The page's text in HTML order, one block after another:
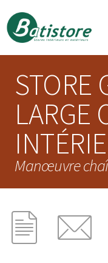
STORE
LARGE
Manœuvre